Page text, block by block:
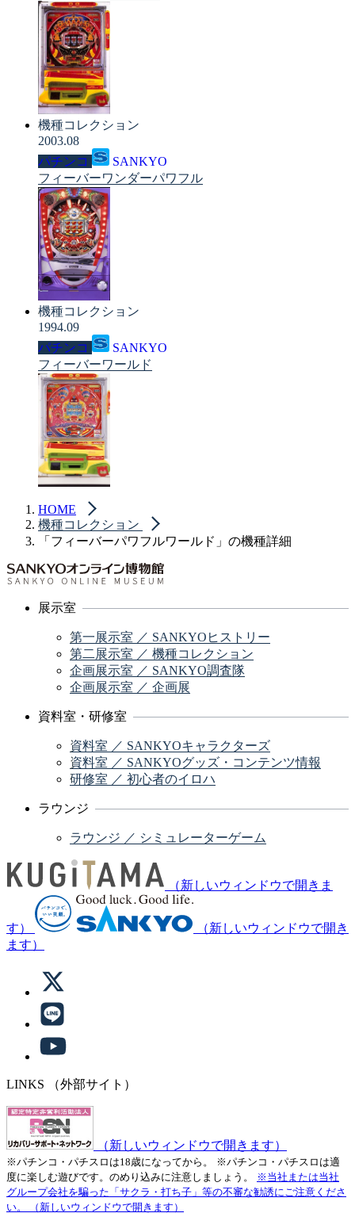
機種コレクション
2003.08
パチンコ
SANKYO
フィーバーワンダーパワフル
機種コレクション
1994.09
パチンコ
SANKYO
フィーバーワールド
HOME
機種コレクション
「フィーバーパワフルワールド」の機種詳細
展示室
第一展示室 ／ SANKYOヒストリー
第二展示室 ／ 機種コレクション
企画展示室 ／ SANKYO調査隊
企画展示室 ／ 企画展
資料室・研修室
資料室 ／ SANKYOキャラクターズ
資料室 ／ SANKYOグッズ・コンテンツ情報
研修室 ／ 初心者のイロハ
ラウンジ
ラウンジ ／ シミュレーターゲーム
（新しいウィンドウで開きま
す）
（新しいウィンドウで開き
ます）
LINKS （外部サイト）
（新しいウィンドウで開きます）
※パチンコ・パチスロは18歳になってから。
※パチンコ・パチスロは適
度に楽しむ遊びです。のめり込みに注意しましょう。
※当社または当社
グループ会社を騙った「サクラ・打ち子」等の不審な勧誘にご注意くださ
い。
（新しいウィンドウで開きます）